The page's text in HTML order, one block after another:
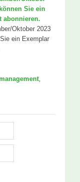
Sie ein
abonnieren.
Oktober 2023
ein Exemplar
,